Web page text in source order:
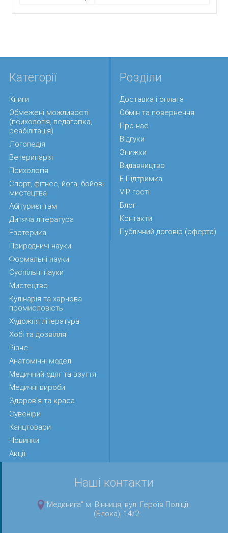
Категорії
Книги
Обмежені можливості
(психологія, педагогіка,
реабілітація)
Логопедія
Ветеринарія
Психологія
Спорт, фітнес, йога, бойові
мистецтва
Абітуриєнтам
Дитяча література
Езотерика
Природничі науки
Формальні науки
Суспільні науки
Мистецтво
Кулінарія та харчова
промисловість
Художня література
Хобі та дозвілля
Різне
Анатомічні моделі
Медичний одяг та взуття
Медичні вироби
Здоров'я та краса
Сувеніри
Канцтовари
Новинки
Акції
Розділи
Доставка і оплата
Обмін та повернення
Про нас
Відгуки
Знижки
Видавництво
Е-Підтримка
VIP гості
Блог
Контакти
Публічний договір (оферта)
Наші контакти
"Медкнига" м. Вінниця, вул. Героїв Поліції
(Блока), 14/2